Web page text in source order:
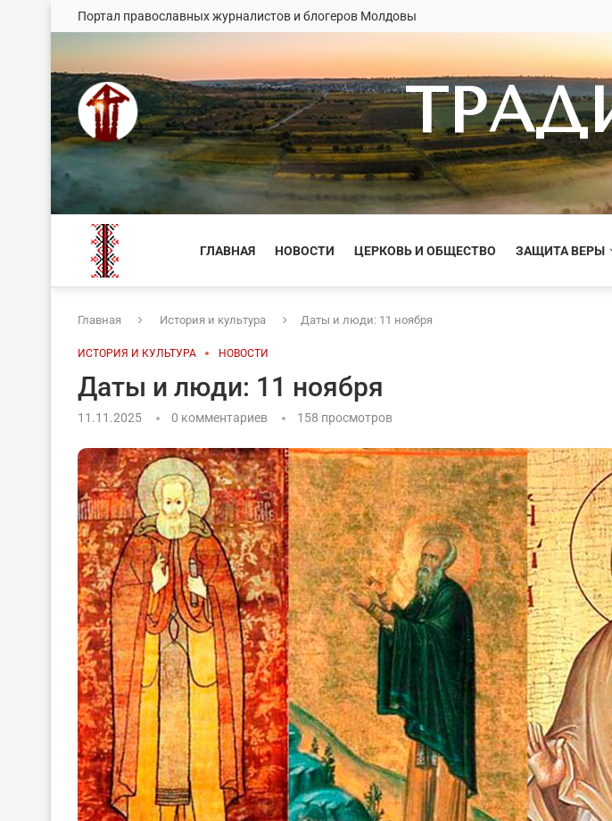
Портал православных журналистов и блогеров Молдовы
ГЛАВНАЯ НОВОСТИ ЦЕРКОВЬ И ОБЩЕСТВО ЗАЩИТА ВЕРЫ
Главная История и культура Даты и люди: 11 ноября
ИСТОРИЯ И КУЛЬТУРА НОВОСТИ
Даты и люди: 11 ноября
11.11.2025 0 комментариев 158 просмотров